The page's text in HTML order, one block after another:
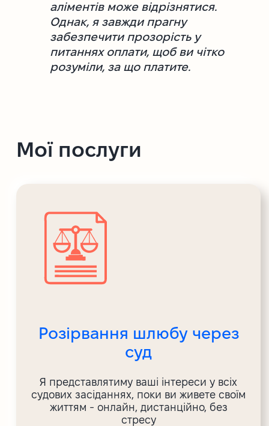
аліментів може відрізнятися.
Однак, я завжди прагну
забезпечити прозорість у
питаннях оплати, щоб ви чітко
розуміли, за що платите.
Мої послуги
Розірвання шлюбу через
суд
Я представлятиму ваші інтереси у всіх
судових засіданнях, поки ви живете своїм
життям - онлайн, дистанційно, без
стресу